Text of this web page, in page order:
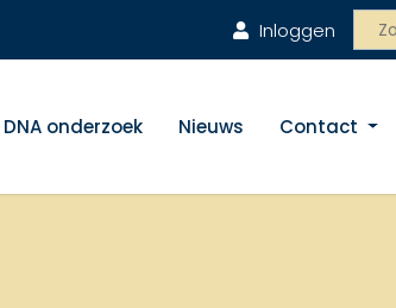
Inloggen
DNA onderzoek Nieuws Contact